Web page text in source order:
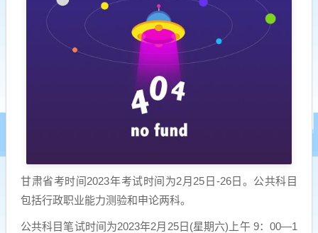
甘肃省考时间2023年考试时间为2月25日-26日。公共科目
包括行政职业能力测验和申论两科。
公共科目笔试时间为2023年2月25日(星期六)上午 9：00—1